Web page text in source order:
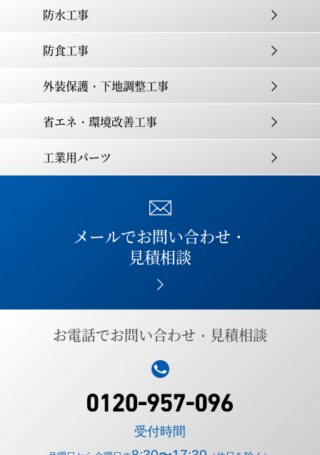
防水工事
防食工事
外装保護・下地調整工事
省エネ・環境改善工事
工業用パーツ
メールでお問い合わせ・
見積相談
お電話でお問い合わせ・見積相談
受付時間